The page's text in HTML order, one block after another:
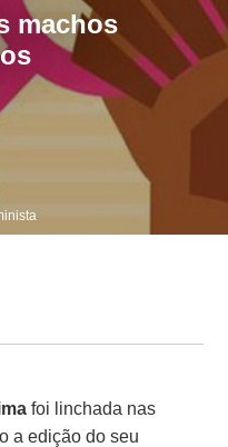
machos
foi linchada nas
a edição do seu